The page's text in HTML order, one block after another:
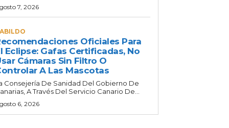
7, 2026
Oficiales Para
Eclipse: Gafas Certificadas, No
Cámaras Sin Filtro O
A Las Mascotas
Consejería De Sanidad Del Gobierno De
A Través Del Servicio Canario De...
6, 2026